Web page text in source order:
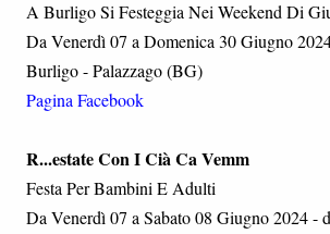
A Burligo Si Festeggia Nei Weekend Di
Da Venerdì 07 a Domenica 30 Giugno
Burligo - Palazzago (BG)
Pagina Facebook
R...estate Con I Cià Ca Vemm
Festa Per Bambini E Adulti
Da Venerdì 07 a Sabato 08 Giugno 2024 -